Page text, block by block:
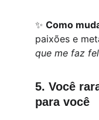
✨ Como
paixões e
que me faz
5. Você
para você